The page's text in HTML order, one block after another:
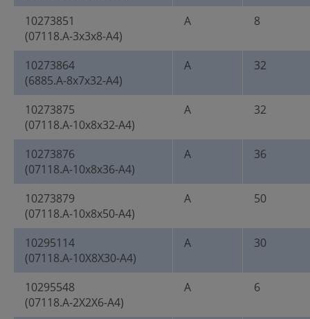
10273851
(07118.A-3x3x8-A4)
A 8
10273864
(6885.A-8x7x32-A4)
A 32
10273875
(07118.A-10x8x32-A4)
A 32
10273876
(07118.A-10x8x36-A4)
A 36
10273879
(07118.A-10x8x50-A4)
A 50
10295114
(07118.A-10X8X30-A4)
A 30
10295548
(07118.A-2X2X6-A4)
A 6